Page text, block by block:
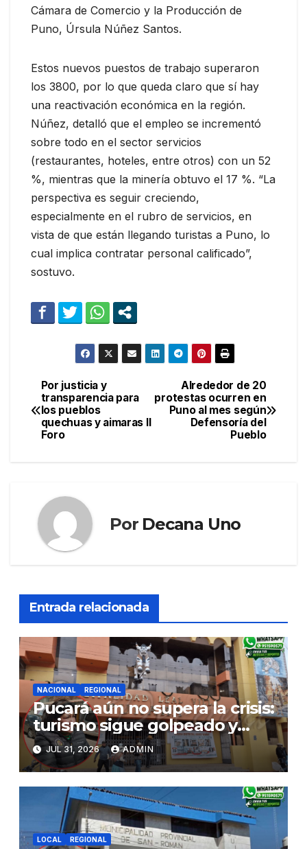
Cámara de Comercio y la Producción de
Puno, Úrsula Núñez Santos.
Estos nuevos puestos de trabajo superaron
los 3800, por lo que queda claro que sí hay
una reactivación económica en la región.
Núñez, detalló que el empleo se incrementó
sobre todo en el sector servicios
(restaurantes, hoteles, entre otros) con un 52
%, mientras que la minería obtuvo el 17 %. “La
perspectiva es seguir creciendo,
especialmente en el rubro de servicios, en
vista de que están llegando turistas a Puno, lo
cual implica contratar personal calificado”,
sostuvo.
Navegación
de
Alrededor de 20
protestas ocurren en
Puno al mes según
Defensoría del
Pueblo
Por justicia y
transparencia para
los pueblos
quechuas y aimaras II
Foro
Por Decana Uno
Entrada relacionada
NACIONAL REGIONAL
Pucará aún no supera la crisis:
turismo sigue golpeado y
alcaldesa exige al nuevo
Gobierno fondos para obras
paralizadas
JUL 31, 2026 ADMIN
LOCAL REGIONAL